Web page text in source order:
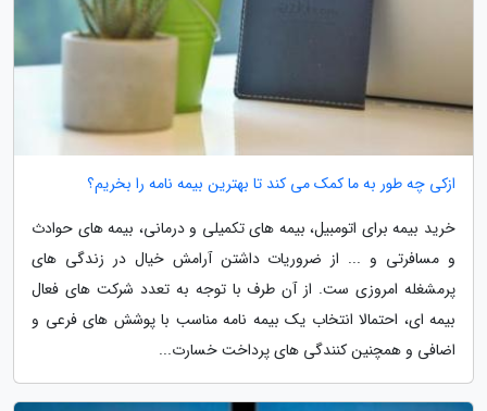
ازکی چه طور به ما کمک می کند تا بهترین بیمه نامه را بخریم؟
خرید بیمه برای اتومبیل، بیمه های تکمیلی و درمانی، بیمه های حوادث
و مسافرتی و ... از ضروریات داشتن آرامش خیال در زندگی های
پرمشغله امروزی ست. از آن طرف با توجه به تعدد شرکت های فعال
بیمه ای، احتمالا انتخاب یک بیمه نامه مناسب با پوشش های فرعی و
اضافی و همچنین کنندگی های پرداخت خسارت...